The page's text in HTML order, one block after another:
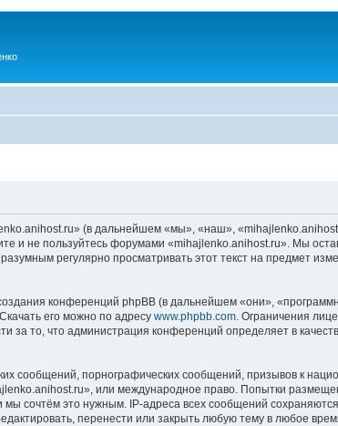
(в дальнейшем «мы», «наш»,
и не пользуйтесь форумами «mihajlenko.anihost.ru». Мы
регулярно просматривать этот текст на предмет
конференций phpBB (в дальнейшем «они»,
его можно по адресу www.phpbb.com. Ограничения
за то, что администрация конференций определяет в
сообщений, порнографических сообщений, призывов к
или международное право. Попытки
сочтём это нужным. IP-адреса всех сообщений
перенести или закрыть любую тему в любое